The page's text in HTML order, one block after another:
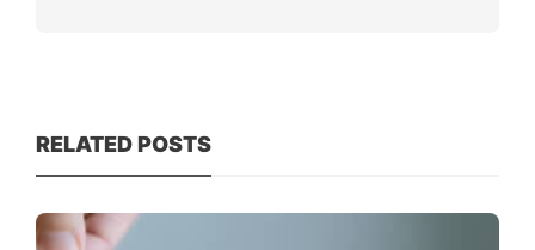
RELATED POSTS